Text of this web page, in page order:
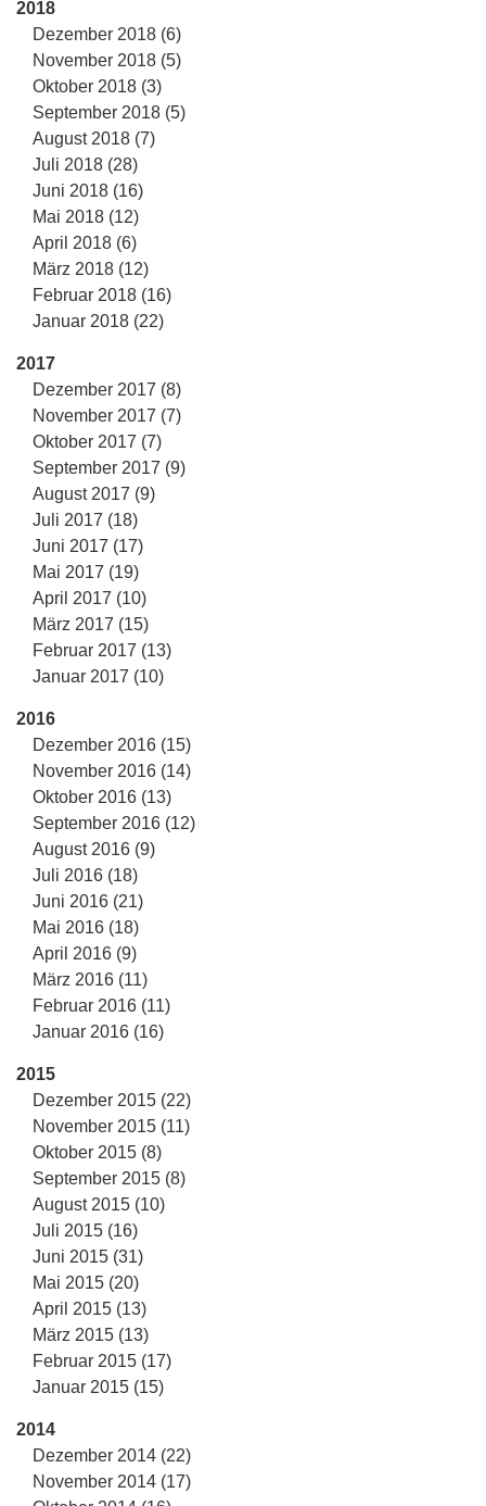
2018
Dezember 2018 (6)
November 2018 (5)
Oktober 2018 (3)
September 2018 (5)
August 2018 (7)
Juli 2018 (28)
Juni 2018 (16)
Mai 2018 (12)
April 2018 (6)
März 2018 (12)
Februar 2018 (16)
Januar 2018 (22)
2017
Dezember 2017 (8)
November 2017 (7)
Oktober 2017 (7)
September 2017 (9)
August 2017 (9)
Juli 2017 (18)
Juni 2017 (17)
Mai 2017 (19)
April 2017 (10)
März 2017 (15)
Februar 2017 (13)
Januar 2017 (10)
2016
Dezember 2016 (15)
November 2016 (14)
Oktober 2016 (13)
September 2016 (12)
August 2016 (9)
Juli 2016 (18)
Juni 2016 (21)
Mai 2016 (18)
April 2016 (9)
März 2016 (11)
Februar 2016 (11)
Januar 2016 (16)
2015
Dezember 2015 (22)
November 2015 (11)
Oktober 2015 (8)
September 2015 (8)
August 2015 (10)
Juli 2015 (16)
Juni 2015 (31)
Mai 2015 (20)
April 2015 (13)
März 2015 (13)
Februar 2015 (17)
Januar 2015 (15)
2014
Dezember 2014 (22)
November 2014 (17)